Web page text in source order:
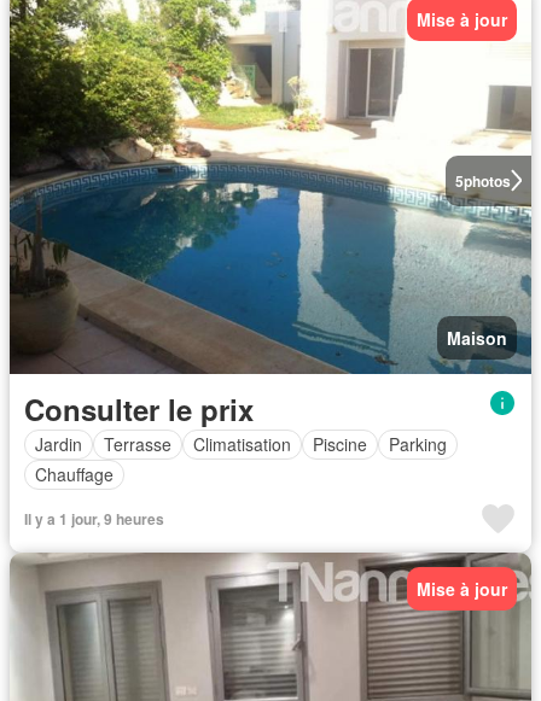
5photos
Mise à jour
Maison
Consulter le prix
Jardin Terrasse Climatisation Piscine
Parking
Chauffage
Il y a 1 jour, 9 heures
Mise à jour